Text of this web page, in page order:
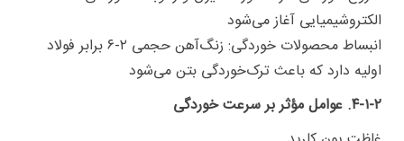
الکتروشیمیایی آغاز می‌شود
انبساط محصولات خوردگی: زنگ‌آهن حجمی ۲-۶ برابر فولاد
اولیه دارد که باعث ترک‌خوردگی بتن می‌شود
۴-۱-۲. عوامل مؤثر بر سرعت خوردگی